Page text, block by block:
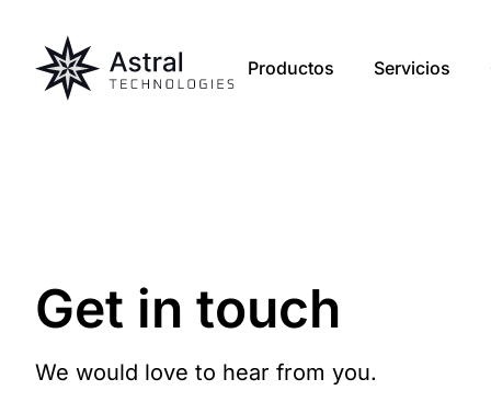
Productos Servicios
Get in touch
We would love to hear from you.